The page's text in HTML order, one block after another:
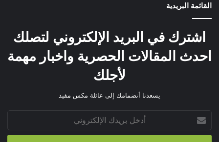
القائمة البريدية
اشترك في البريد الإلكتروني لتصلك
احدث المقالات الحصرية واخبار مهمة
لأجلك
يسعدنا أنضمامك إلى عائلة مكس مفيد
بريدك
الإلكتروني